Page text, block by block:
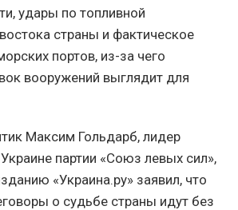
удары по топливной
страны и фактическое
портов, из-за чего
вооружений выглядит для
Максим Гольдарб, лидер
партии «Союз левых сил»,
«Украина.ру» заявил, что
о судьбе страны идут без